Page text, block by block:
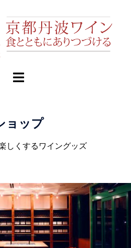
ョップ
しくするワイングッズ